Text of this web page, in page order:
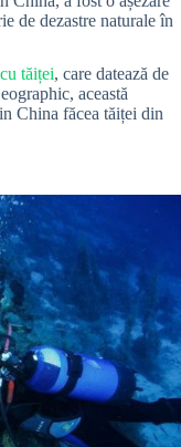
de dezastre naturale în
cu tăiței, care datează de
această
China făcea tăiței din